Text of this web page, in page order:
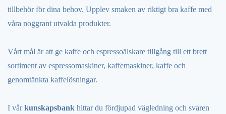
tillbehör för dina behov. Upplev smaken av riktigt bra kaffe med
våra noggrant utvalda produkter.
Vårt mål är att ge kaffe och espressoälskare tillgång till ett brett
sortiment av espressomaskiner, kaffemaskiner, kaffe och
genomtänkta kaffelösningar.
I vårkunskapsbank hittar du fördjupad vägledning och svaren